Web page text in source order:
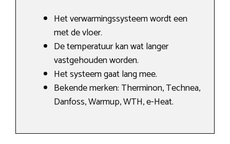
Het verwarmingssysteem wordt een
met de vloer.
De temperatuur kan wat langer
vastgehouden worden.
Het systeem gaat lang mee.
Bekende merken: Therminon, Technea,
Danfoss, Warmup, WTH, e-Heat.